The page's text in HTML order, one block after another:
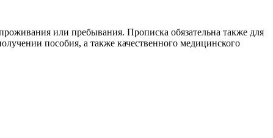
или пребывания. Прописка обязательна также для
пособия, а также качественного медицинского